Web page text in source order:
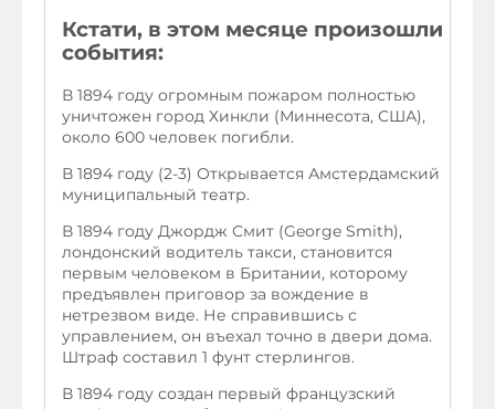
Кстати, в этом месяце произошли
события:
В 1894 году огромным пожаром полностью
уничтожен город Хинкли (Миннесота, США),
около 600 человек погибли.
В 1894 году (2-3) Открывается Амстердамский
муниципальный театр.
В 1894 году Джордж Смит (George Smith),
лондонский водитель такси, становится
первым человеком в Британии, которому
предъявлен приговор за вождение в
нетрезвом виде. Не справившись с
управлением, он въехал точно в двери дома.
Штраф составил 1 фунт стерлингов.
В 1894 году создан первый французский